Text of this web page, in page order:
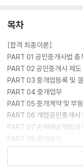
목차
[합격 최종이론]
PART 01 공인중개사법 총
PART 02 공인중개사 제도
PART 03 중개업등록 및
PART 04 중개업무
PART 05 중개계약 및 부
PART 06 개업공인중개사
PART 07 손해배상책임과
PART 08 중개보수
PART 09 공인중개사협회
PART 10 지도, 감독 및 행